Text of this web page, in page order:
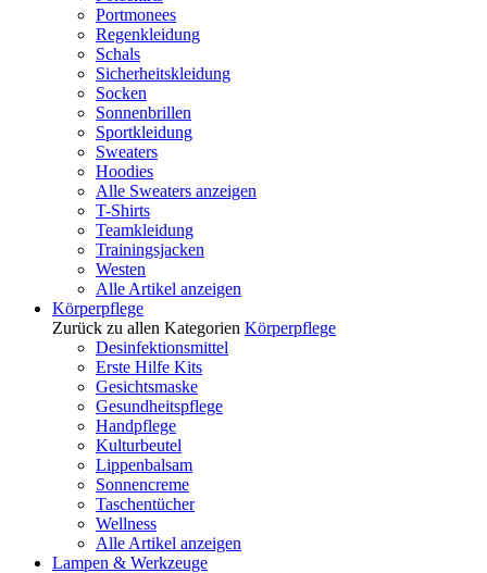
Portmonees
Regenkleidung
Schals
Sicherheitskleidung
Socken
Sonnenbrillen
Sportkleidung
Sweaters
Hoodies
Alle Sweaters anzeigen
T-Shirts
Teamkleidung
Trainingsjacken
Westen
Alle Artikel anzeigen
Körperpflege
Zurück zu allen Kategorien Körperpflege
Desinfektionsmittel
Erste Hilfe Kits
Gesichtsmaske
Gesundheitspflege
Handpflege
Kulturbeutel
Lippenbalsam
Sonnencreme
Taschentücher
Wellness
Alle Artikel anzeigen
Lampen & Werkzeuge